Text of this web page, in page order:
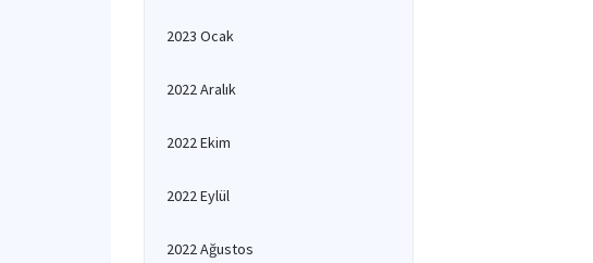
2023 Ocak
2022 Aralık
2022 Ekim
2022 Eylül
2022 Ağustos